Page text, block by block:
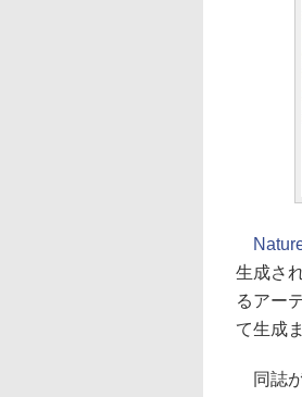
生成さ
るアー
て生成
同誌が